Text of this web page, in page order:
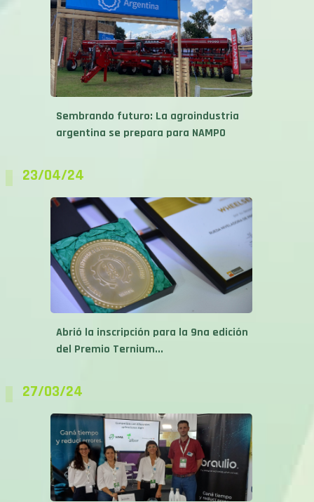
Sembrando futuro: La agroindustria
argentina se prepara para NAMPO
23/04/24
Abrió la inscripción para la 9na edición
del Premio Ternium...
27/03/24